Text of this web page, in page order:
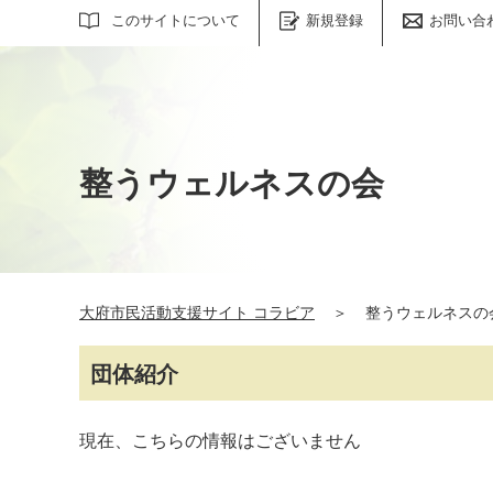
このサイトについて 新規登録 お問い合
サイト内検索
整うウェルネスの会
大府市民活動支援サイト コラビア ＞ 整うウェルネスの
団体紹介
現在、こちらの情報はございません